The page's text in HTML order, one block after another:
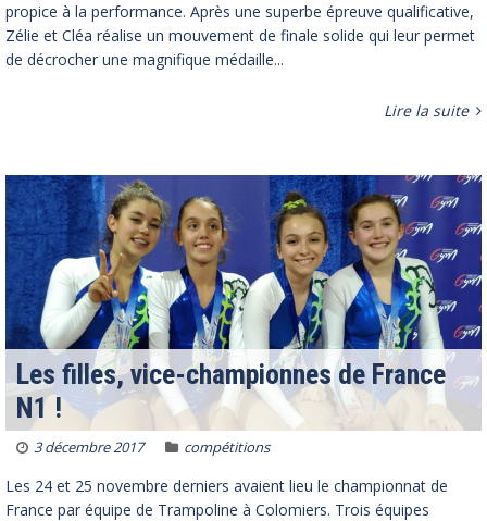
propice à la performance. Après une superbe épreuve qualificative,
Zélie et Cléa réalise un mouvement de finale solide qui leur permet
de décrocher une magnifique médaille...
Lire la suite
Les filles, vice-championnes de France
N1 !
3 décembre 2017 compétitions
Les 24 et 25 novembre derniers avaient lieu le championnat de
France par équipe de Trampoline à Colomiers. Trois équipes